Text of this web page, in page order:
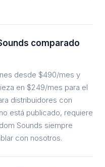
comparado
desde $490/mes y
en $249/mes para el
distribuidores con
está publicado, requiere
Sounds siempre
con nosotros.